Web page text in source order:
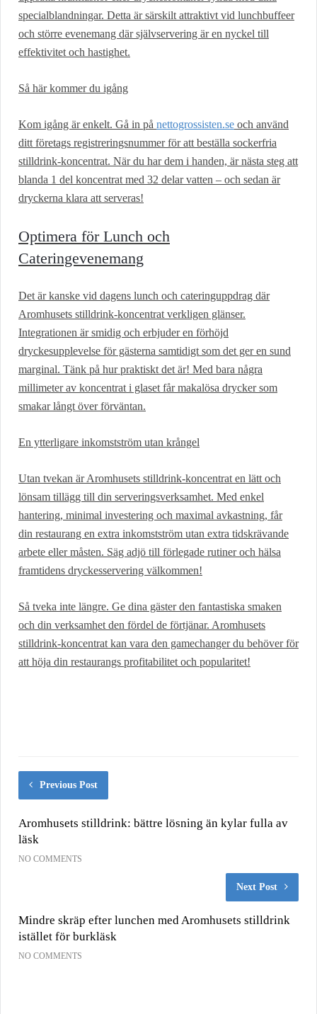
specialblandningar. Detta är särskilt attraktivt vid lunchbuffeer
och större evenemang där självservering är en nyckel till
effektivitet och hastighet.
Så här kommer du igång
Kom igång är enkelt. Gå in på nettogrossisten.se och använd
ditt företags registreringsnummer för att beställa sockerfria
stilldrink-koncentrat. När du har dem i handen, är nästa steg att
blanda 1 del koncentrat med 32 delar vatten – och sedan är
dryckerna klara att serveras!
Optimera för Lunch och
Cateringevenemang
Det är kanske vid dagens lunch och cateringuppdrag där
Aromhusets stilldrink-koncentrat verkligen glänser.
Integrationen är smidig och erbjuder en förhöjd
dryckesupplevelse för gästerna samtidigt som det ger en sund
marginal. Tänk på hur praktiskt det är! Med bara några
millimeter av koncentrat i glaset får makalösa drycker som
smakar långt över förväntan.
En ytterligare inkomstström utan krångel
Utan tvekan är Aromhusets stilldrink-koncentrat en lätt och
lönsam tillägg till din serveringsverksamhet. Med enkel
hantering, minimal investering och maximal avkastning, får
din restaurang en extra inkomstström utan extra tidskrävande
arbete eller måsten. Säg adjö till förlegade rutiner och hälsa
framtidens dryckesservering välkommen!
Så tveka inte längre. Ge dina gäster den fantastiska smaken
och din verksamhet den fördel de förtjänar. Aromhusets
stilldrink-koncentrat kan vara den gamechanger du behöver för
att höja din restaurangs profitabilitet och popularitet!
Previous Post
Aromhusets stilldrink: bättre lösning än kylar fulla av
läsk
NO COMMENTS
Next Post
Mindre skräp efter lunchen med Aromhusets stilldrink
istället för burkläsk
NO COMMENTS